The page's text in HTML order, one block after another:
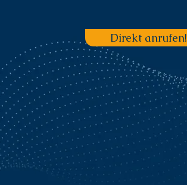
Direkt anrufen!